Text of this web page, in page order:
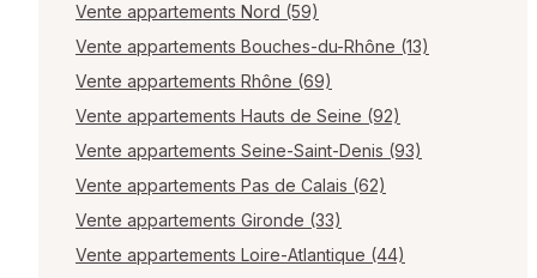
Vente appartements Nord (59)
Vente appartements Bouches-du-Rhône (13)
Vente appartements Rhône (69)
Vente appartements Hauts de Seine (92)
Vente appartements Seine-Saint-Denis (93)
Vente appartements Pas de Calais (62)
Vente appartements Gironde (33)
Vente appartements Loire-Atlantique (44)